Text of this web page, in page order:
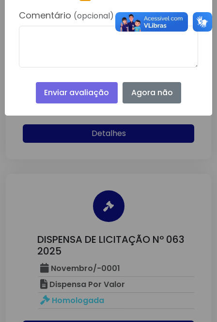
Dispensa Por Valor
Homologada
Detalhes
DISPENSA DE LICITAÇÃO Nº 063
2025
Novembro/-0001
Dispensa Por Valor
Homologada
Comentário (opcional)
Enviar avaliação Agora não